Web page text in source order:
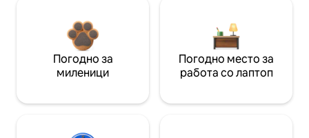
Погодно за
миленици
Погодно место за
работа со лаптоп